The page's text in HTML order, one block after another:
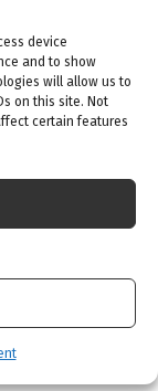
device
and to show
will allow us to
on this site. Not
certain features
soluțiile de